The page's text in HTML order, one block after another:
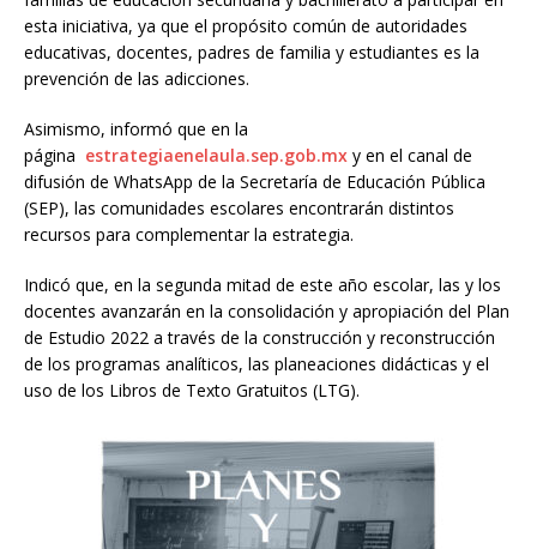
esta iniciativa, ya que el propósito común de autoridades
educativas, docentes, padres de familia y estudiantes es la
prevención de las adicciones.
Asimismo, informó que en la
página estrategiaenelaula.sep.gob.mx y en el canal de
difusión de WhatsApp de la Secretaría de Educación Pública
(SEP), las comunidades escolares encontrarán distintos
recursos para complementar la estrategia.
Indicó que, en la segunda mitad de este año escolar, las y los
docentes avanzarán en la consolidación y apropiación del Plan
de Estudio 2022 a través de la construcción y reconstrucción
de los programas analíticos, las planeaciones didácticas y el
uso de los Libros de Texto Gratuitos (LTG).